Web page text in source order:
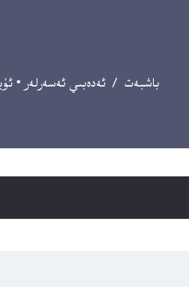
باشبەت /ئەدەبىي ئەسەرلەر •